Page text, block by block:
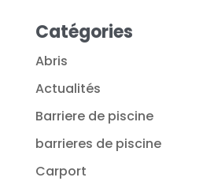
Catégories
Abris
Actualités
Barriere de piscine
barrieres de piscine
Carport